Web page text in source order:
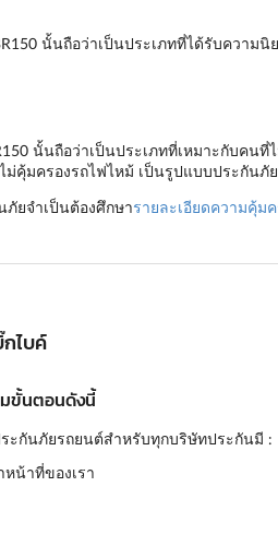
นั้นถือว่าเป็นประเภทที่ได้รับควา
นั้นถือว่าเป็นประเภทที่เหมาะกับคน
คุ้มครองรถไฟไหม้ เป็นรูปแบบประกันภั
ยจำเป็นต้องศึกษารายละเอียดความคุ้มค
ไบค์
มขั้นตอนดังนี้
ะกันภัยรถยนต์สำหรับทุกบริษัทประกันมี :
น้าที่ของเรา